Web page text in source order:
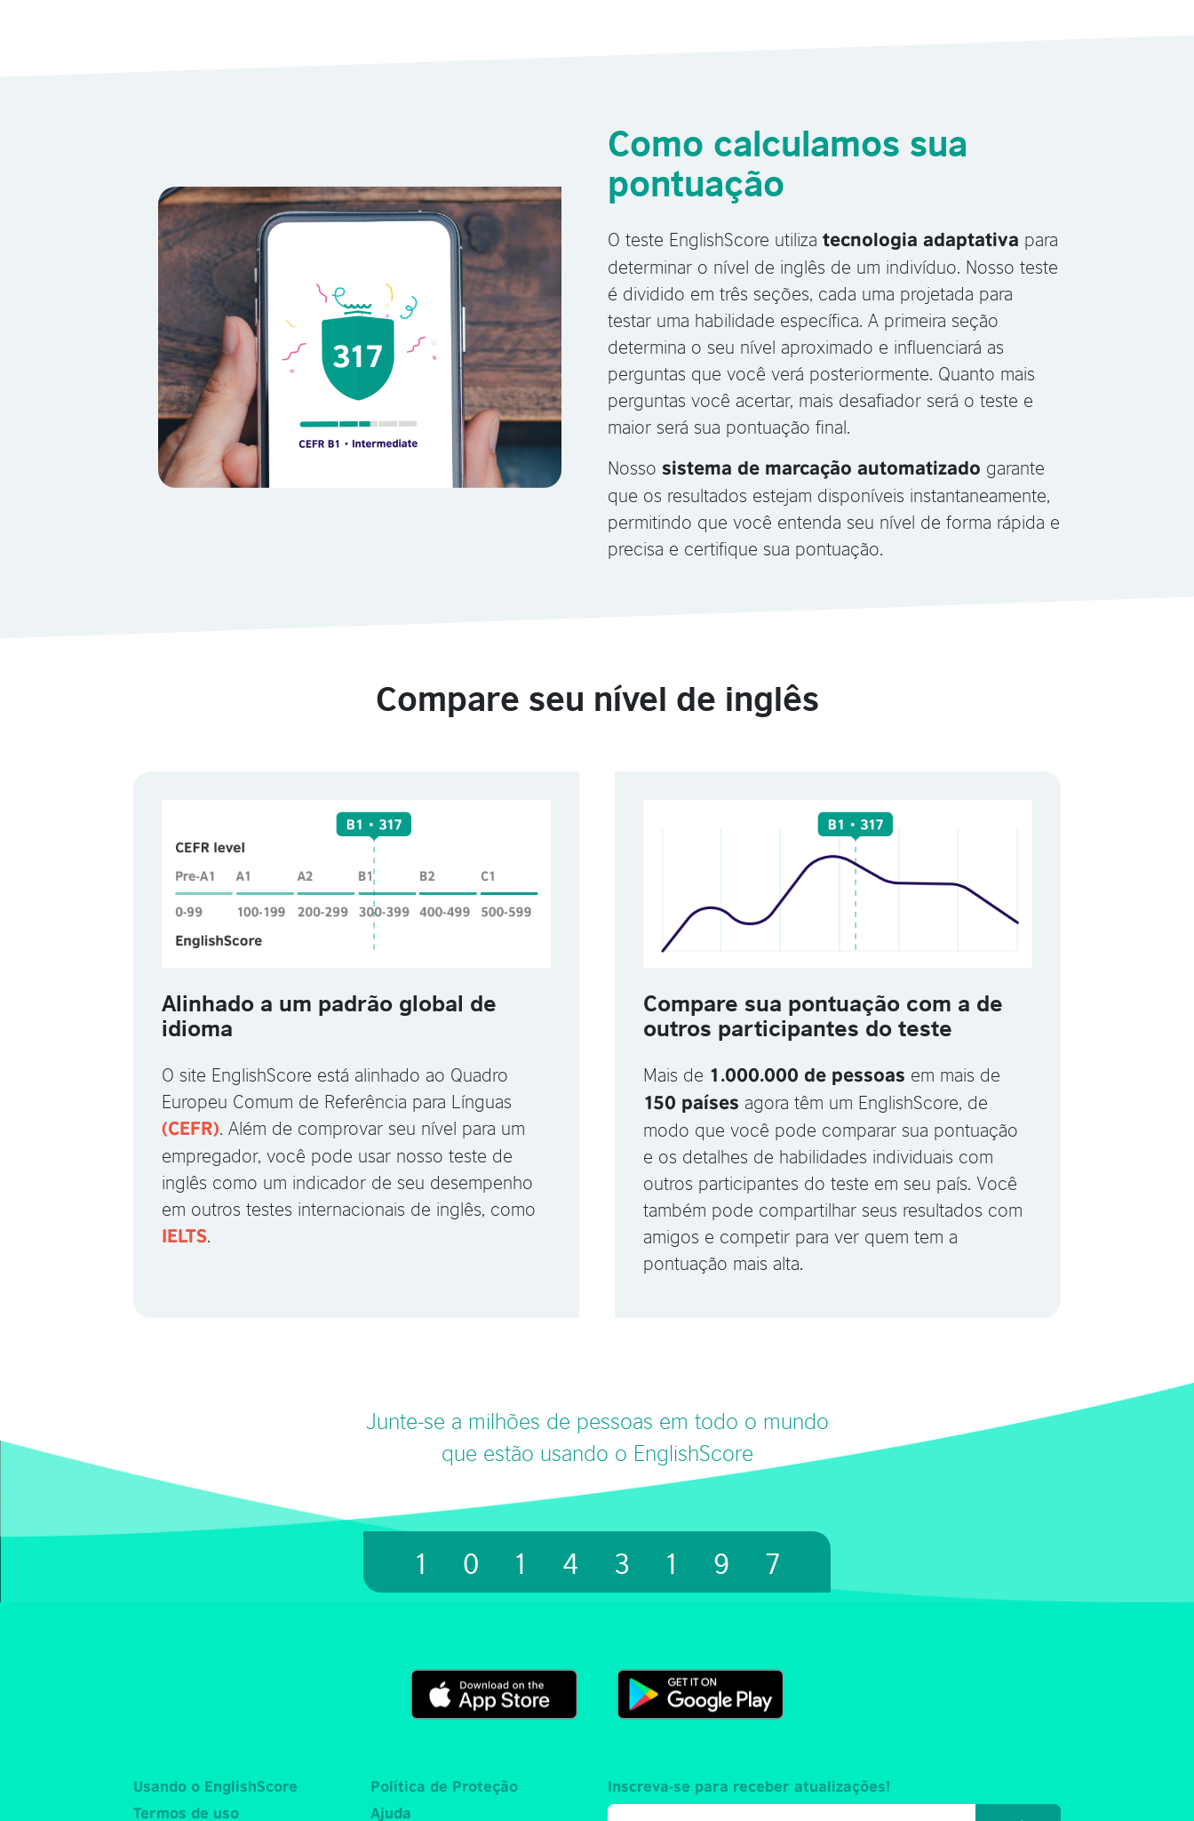
Como calculamos sua
pontuação
O teste EnglishScore utiliza tecnologia adaptativa para
determinar o nível de inglês de um indivíduo. Nosso teste
é dividido em três seções, cada uma projetada para
testar uma habilidade específica. A primeira seção
determina o seu nível aproximado e influenciará as
perguntas que você verá posteriormente. Quanto mais
perguntas você acertar, mais desafiador será o teste e
maior será sua pontuação final.
Nosso sistema de marcação automatizado garante
que os resultados estejam disponíveis instantaneamente,
permitindo que você entenda seu nível de forma rápida e
precisa e certifique sua pontuação.
Compare seu nível de inglês
Alinhado a um padrão global de
idioma
O site EnglishScore está alinhado ao Quadro
Europeu Comum de Referência para Línguas
(CEFR). Além de comprovar seu nível para um
empregador, você pode usar nosso teste de
inglês como um indicador de seu desempenho
em outros testes internacionais de inglês, como
IELTS.
Compare sua pontuação com a de
outros participantes do teste
Mais de 1.000.000 de pessoas em mais de
150 países agora têm um EnglishScore, de
modo que você pode comparar sua pontuação
e os detalhes de habilidades individuais com
outros participantes do teste em seu país. Você
também pode compartilhar seus resultados com
amigos e competir para ver quem tem a
pontuação mais alta.
Junte-se a milhões de pessoas em todo o mundo
que estão usando o EnglishScore
10143197
Usando o EnglishScore
Termos de uso
Política de Proteção
Ajuda
Inscreva-se para receber atualizações!